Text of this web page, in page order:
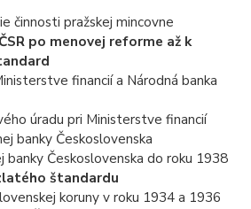
činnosti pražskej mincovne
po menovej reforme až k
financií a Národná banka
úradu pri Ministerstve financií
banky Československa
banky Československa do roku 1938
štandardu
koruny v roku 1934 a 1936